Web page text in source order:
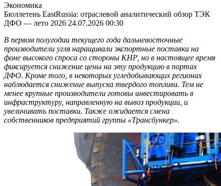
Экономика
Бюллетень EastRussia: отраслевой аналитический обзор ТЭК
ДФО — лето 2026 24.07.2026 00:30
В первом полугодии текущего года дальневосточные
производители угля наращивали экспортные поставки на
фоне высокого спроса со стороны КНР, но в настоящее время
фиксируется снижение цены на эту продукцию в портах
ДФО. Кроме того, в некоторых угледобывающих регионах
наблюдается снижение выпуска твердого топлива. Тем не
менее крупные производители готовы инвестировать в
инфраструктуру, направленную на вывоз продукции, и
увеличивать поставки. Также ожидается смена
собственников предприятий группы «Трансбункер».